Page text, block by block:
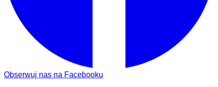
Obserwuj nas na Facebooku